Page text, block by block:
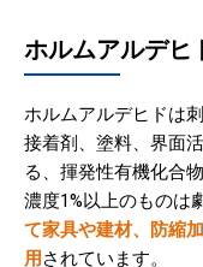
ホルムアルデヒ
ホルムアルデヒドは
接着剤、塗料、界面
る、揮発性有機化合
濃度1%以上のものは
て家具や建材、防縮
用 されています。